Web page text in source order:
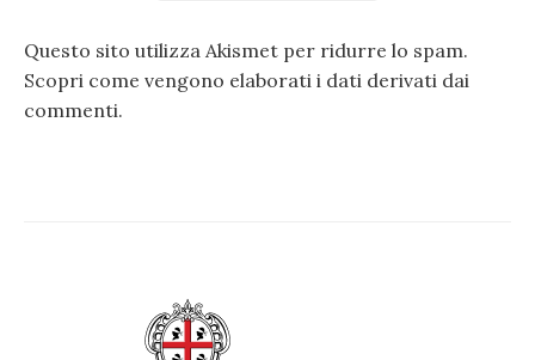
Questo sito utilizza Akismet per ridurre lo spam.
Scopri come vengono elaborati i dati derivati dai
commenti.